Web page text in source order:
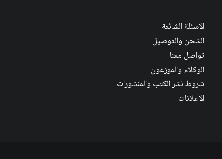
الاسئلة الشائعة
الشحن والتوصيل
تواصل معنا
الوكلاء والموزعون
شروط نشر الكتب والمنشورات
الاعلانات